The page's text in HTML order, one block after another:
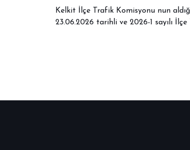
Kelkit İlçe Trafik Komisyonu nun
23.06.2026 tarihli ve 2026-1 sayılı